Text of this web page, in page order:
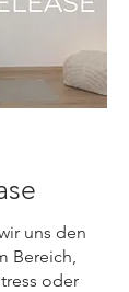
uns den
Bereich,
oder